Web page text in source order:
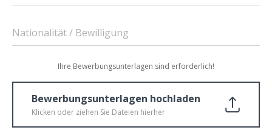
Nationalität / Bewilligung
Ihre Bewerbungsunterlagen sind erforderlich!
Bewerbungsunterlagen hochladen
Klicken oder ziehen Sie Dateien hierher